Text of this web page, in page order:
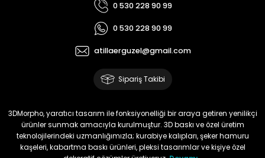
0 530 228 90 99
0 530 228 90 99
atillaerguzel@gmail.com
Sipariş Takibi
3DMorpho, yaratıcı tasarım ile fonksiyonelliği bir araya getiren yenilikçi
ürünler sunmak amacıyla kurulmuştur. 3D baskı ve özel üretim
teknolojilerindeki uzmanlığımızla; kurabiye kalıpları, şeker hamuru
kaşeleri, kabartma baskı ürünleri, pleksi tasarımlar ve kişiye özel